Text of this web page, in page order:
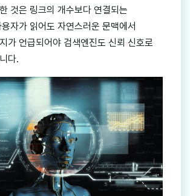
것은 링크의 개수보다 연결되는
자가 읽어도 자연스러운 문맥에서
가 언급되어야 검색엔진도 신뢰 신호로
다.